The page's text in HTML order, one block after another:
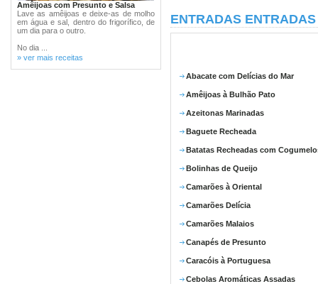
Amêijoas com Presunto e Salsa
Lave as amêijoas e deixe-as de molho
em água e sal, dentro do frigorífico, de
um dia para o outro.
No dia ...
» ver mais receitas
ENTRADAS
Abacate com Delícias do Mar
Amêijoas à Bulhão Pato
Azeitonas Marinadas
Baguete Recheada
Batatas Recheadas com
Bolinhas de Queijo
Camarões à Oriental
Camarões Delícia
Camarões Malaios
Canapés de Presunto
Caracóis à Portuguesa
Cebolas Aromáticas Assadas